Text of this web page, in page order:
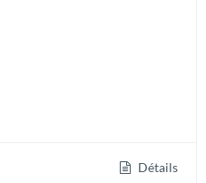
Détails